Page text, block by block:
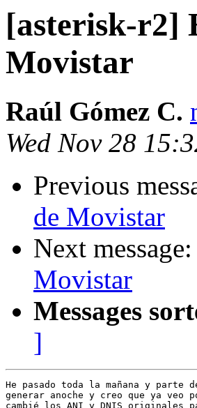
[asterisk-r2]
Movistar
Raúl Gómez C.
Wed Nov 28
Previous
de Movistar
Next message:
Movistar
Messages
]
He pasado toda la mañana y
generar anoche y creo que ya veo
cambié los ANI y DNIS originales